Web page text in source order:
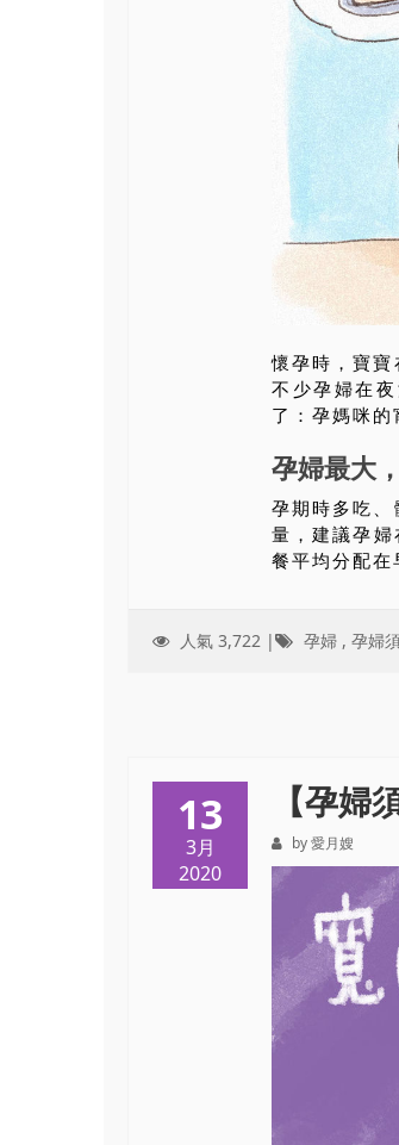
懷孕時，寶寶
不少孕婦在
了：孕媽咪的
孕婦最大
孕期時多吃
量，建議孕
餐平均分配在
人氣 3,722 | 孕婦 , 孕婦
13
3月
2020
【孕婦
by 愛月嫂